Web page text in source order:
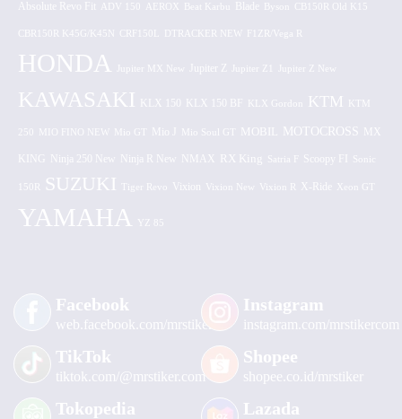
Absolute Revo Fit ADV 150 AEROX CB150R Old K15
CBR150R K45G/K45N CRF150L DTRACKER NEW F1ZR/Vega R
HONDA Jupiter MX New Jupiter Z
KAWASAKI KLX 150 KLX 150 BF KLX Gordon KTM KTM
250 MIO FINO NEW Mio GT Mio J Mio Soul GT MOBIL MOTOCROSS MX
KING Ninja 250 New Ninja R New NMAX RX King Satria F Scoopy FI Sonic
150R SUZUKI Tiger Revo Vixion Vixion New Vixion R X-Ride Xeon GT
YAMAHA YZ 85
Facebook
web.facebook.com/mrstiker
Instagram
instagram.com/mrstikercom
TikTok
tiktok.com/@mrstiker.com
Shopee
shopee.co.id/mrstiker
Tokopedia Lazada